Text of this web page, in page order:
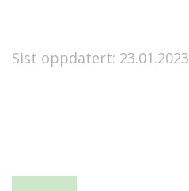
Sist oppdatert: 23.01.2023